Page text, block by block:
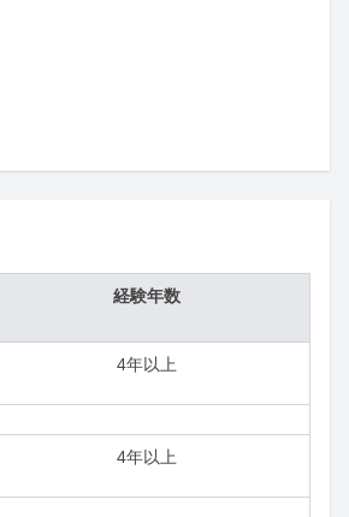
経験年数
4年以上
4年以上